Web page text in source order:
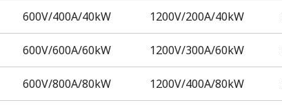
600V/400A/40kW 1200V/200A/40kW
600V/600A/60kW 1200V/300A/60kW
600V/800A/80kW 1200V/400A/80kW